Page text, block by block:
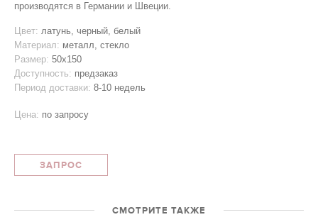
производятся в Германии и Швеции.
Цвет: латунь, черный, белый
Материал: металл, стекло
Размер: 50x150
Доступность: предзаказ
Период доставки: 8-10 недель
Цена: по запросу
ЗАПРОС
СМОТРИТЕ ТАКЖЕ